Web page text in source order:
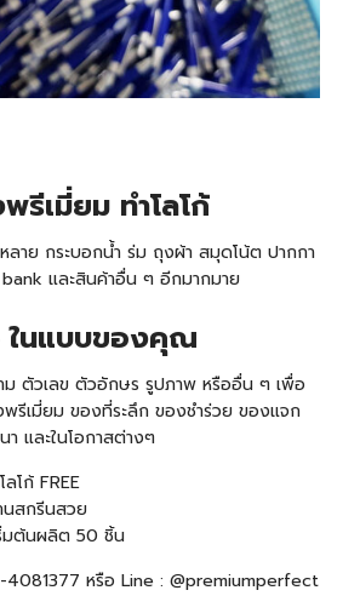
รีเมี่ยม ทำโลโก้
ลาย กระบอกน้ำ ร่ม ถุงผ้า สมุดโน้ต ปากกา
และสินค้าอื่น ๆ อีกมากมาย
ในแบบของคุณ
ม ตัวเลข ตัวอักษร รูปภาพ หรืออื่น ๆ เพื่อ
รีเมี่ยม ของที่ระลึก ของชำร่วย ของแจก
และในโอกาสต่างๆ
โก้ FREE
สกรีนสวย
มต้นผลิต 50 ชิ้น
หรือ Line : @premiumperfect